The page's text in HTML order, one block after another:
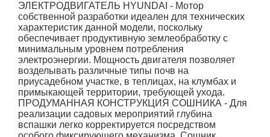
ЭЛЕКТРОДВИГАТЕЛЬ HYUNDAI - Мотор
собственной разработки идеален для технических
характеристик данной модели, поскольку
обеспечивает продуктивную землеобработку с
минимальным уровнем потребления
электроэнергии. Мощность двигателя позволяет
возделывать различные типы почв на
приусадебном участке, в теплицах, на клумбах и
примыкающей территории, требующей ухода.
ПРОДУМАННАЯ КОНСТРУКЦИЯ СОШНИКА - Для
реализации садовых мероприятий глубина
вспашки легко корректируется посредством